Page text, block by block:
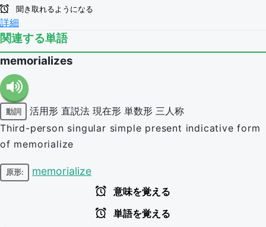
聞き取れるようになる
詳細
関連する単語
memorializes
動詞 活用形 直説法 現在形 単数形 三人称
Third-person singular simple present indicative form
of memorialize
原形: memorialize
意味を覚える
単語を覚える